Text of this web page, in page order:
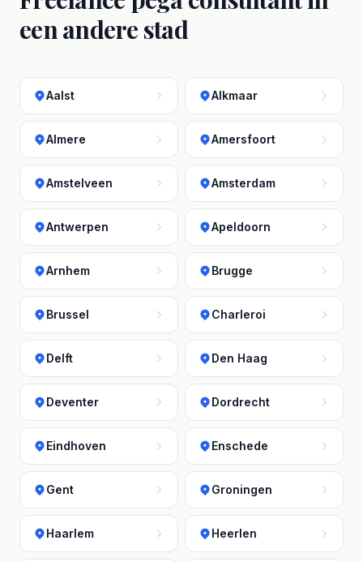
een andere stad
Aalst Alkmaar
Almere Amersfoort
Amstelveen Amsterdam
Antwerpen Apeldoorn
Arnhem Brugge
Brussel Charleroi
Delft Den Haag
Deventer Dordrecht
Eindhoven Enschede
Gent Groningen
Haarlem Heerlen